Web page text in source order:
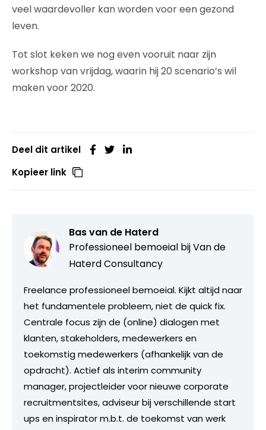
veel waardevoller kan worden voor een gezond
leven.
Tot slot keken we nog even vooruit naar zijn
workshop van vrijdag, waarin hij 20 scenario’s wil
maken voor 2020.
Deel dit artikel
Kopieer link
Bas van de Haterd
Professioneel bemoeial bijVan de
Haterd Consultancy
Freelance professioneel bemoeial. Kijkt altijd naar
het fundamentele probleem, niet de quick fix.
Centrale focus zijn de (online) dialogen met
klanten, stakeholders, medewerkers en
toekomstig medewerkers (afhankelijk van de
opdracht). Actief als interim community
manager, projectleider voor nieuwe corporate
recruitmentsites, adviseur bij verschillende start
ups en inspirator m.b.t. de toekomst van werk